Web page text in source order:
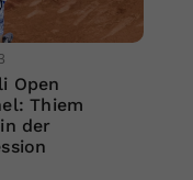
Open
Thiem
der